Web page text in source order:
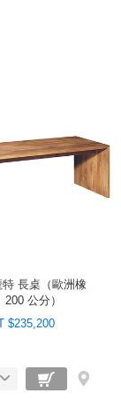
特 長桌（歐洲橡
200 公分）
$235,200